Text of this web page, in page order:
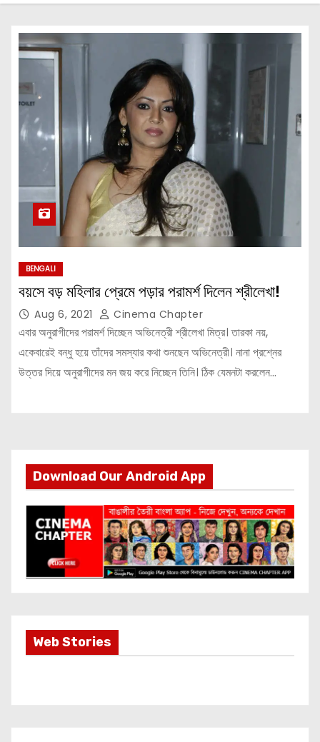
BENGALI
বয়সে বড় মহিলার প্রেমে পড়ার পরামর্শ দিলেন শ্রীলেখা!
Aug 6, 2021 Cinema Chapter
এবার অনুরাগীদের পরামর্শ দিচ্ছেন অভিনেত্রী শ্রীলেখা মিত্র। তারকা নয়,
একেবারেই বন্ধু হয়ে তাঁদের সমস্যার কথা শুনছেন অভিনেত্রী। নানা প্রশ্নের
উত্তর দিয়ে অনুরাগীদের মন জয় করে নিচ্ছেন তিনি। ঠিক যেমনটা করলেন…
Download Our Android App
Web StoriesMost Important
Info about